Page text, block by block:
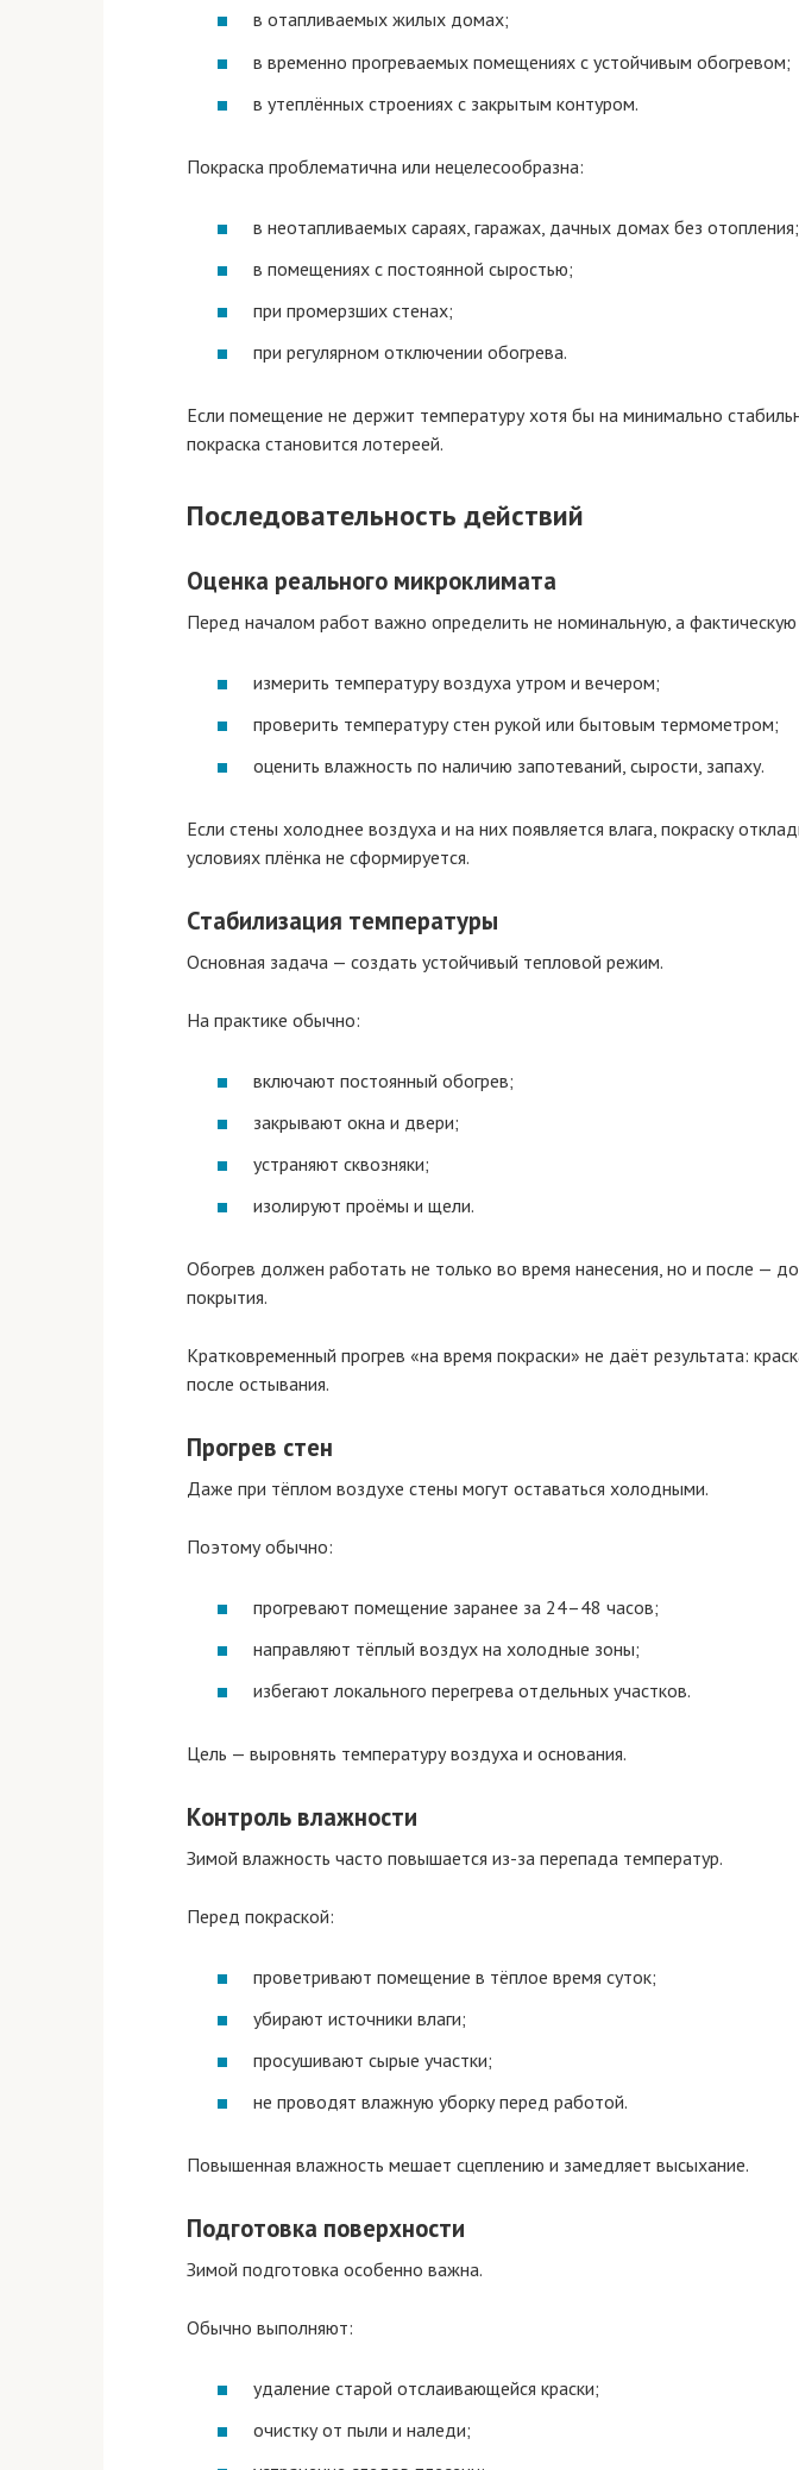
в отапливаемых жилых домах;
в временно прогреваемых помещениях с устойчивым обогревом;
в утеплённых строениях с закрытым контуром.
Покраска проблематична или нецелесообразна:
в неотапливаемых сараях, гаражах, дачных домах без отопления;
в помещениях с постоянной сыростью;
при промерзших стенах;
при регулярном отключении обогрева.
Если помещение не держит температуру хотя бы на минимально
покраска становится лотереей.
Последовательность действий
Оценка реального микроклимата
Перед началом работ важно определить не номинальную, а фактическую
измерить температуру воздуха утром и вечером;
проверить температуру стен рукой или бытовым термометром;
оценить влажность по наличию запотеваний, сырости, запаху.
Если стены холоднее воздуха и на них появляется влага, покраску
условиях плёнка не сформируется.
Стабилизация температуры
Основная задача — создать устойчивый тепловой режим.
На практике обычно:
включают постоянный обогрев;
закрывают окна и двери;
устраняют сквозняки;
изолируют проёмы и щели.
Обогрев должен работать не только во время нанесения, но и после —
покрытия.
Кратковременный прогрев «на время покраски» не даёт результата:
после остывания.
Прогрев стен
Даже при тёплом воздухе стены могут оставаться холодными.
Поэтому обычно:
прогревают помещение заранее за 24–48 часов;
направляют тёплый воздух на холодные зоны;
избегают локального перегрева отдельных участков.
Цель — выровнять температуру воздуха и основания.
Контроль влажности
Зимой влажность часто повышается из-за перепада температур.
Перед покраской:
проветривают помещение в тёплое время суток;
убирают источники влаги;
просушивают сырые участки;
не проводят влажную уборку перед работой.
Повышенная влажность мешает сцеплению и замедляет высыхание.
Подготовка поверхности
Зимой подготовка особенно важна.
Обычно выполняют:
удаление старой отслаивающейся краски;
очистку от пыли и наледи;